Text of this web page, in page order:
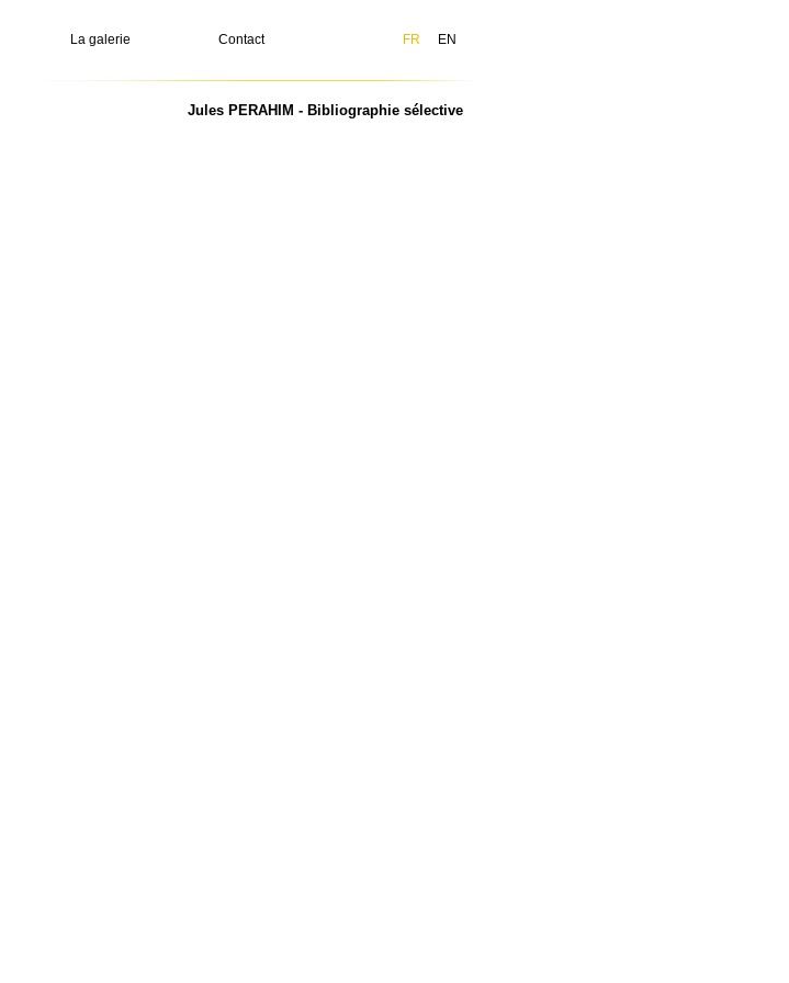
La galerie Contact FR EN
Jules PERAHIM - Bibliographie sélective